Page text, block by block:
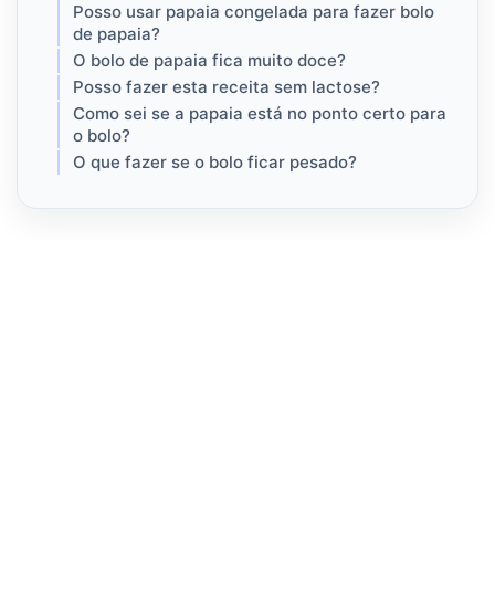
Posso usar papaia congelada para fazer bolo
de papaia?
O bolo de papaia fica muito doce?
Posso fazer esta receita sem lactose?
Como sei se a papaia está no ponto certo para
o bolo?
O que fazer se o bolo ficar pesado?